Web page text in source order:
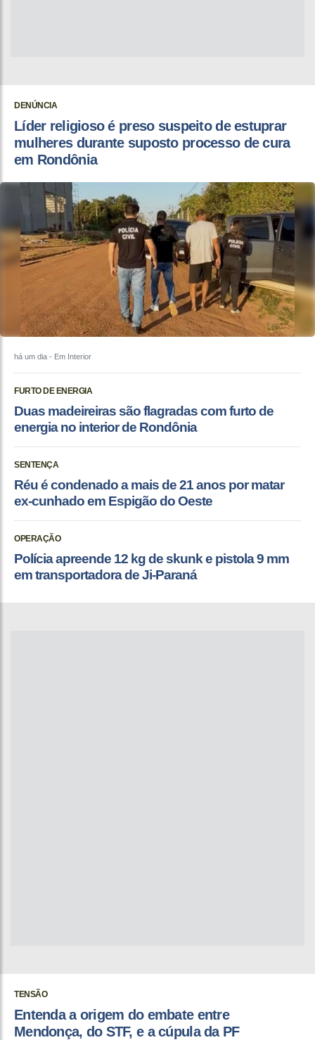
DENÚNCIA
Líder religioso é preso suspeito de estuprar
mulheres durante suposto processo de cura
em Rondônia
há um dia - Em Interior
FURTO DE ENERGIA
Duas madeireiras são flagradas com furto de
energia no interior de Rondônia
SENTENÇA
Réu é condenado a mais de 21 anos por matar
ex-cunhado em Espigão do Oeste
OPERAÇÃO
Polícia apreende 12 kg de skunk e pistola 9 mm
em transportadora de Ji-Paraná
TENSÃO
Entenda a origem do embate entre
Mendonça, do STF, e a cúpula da PF